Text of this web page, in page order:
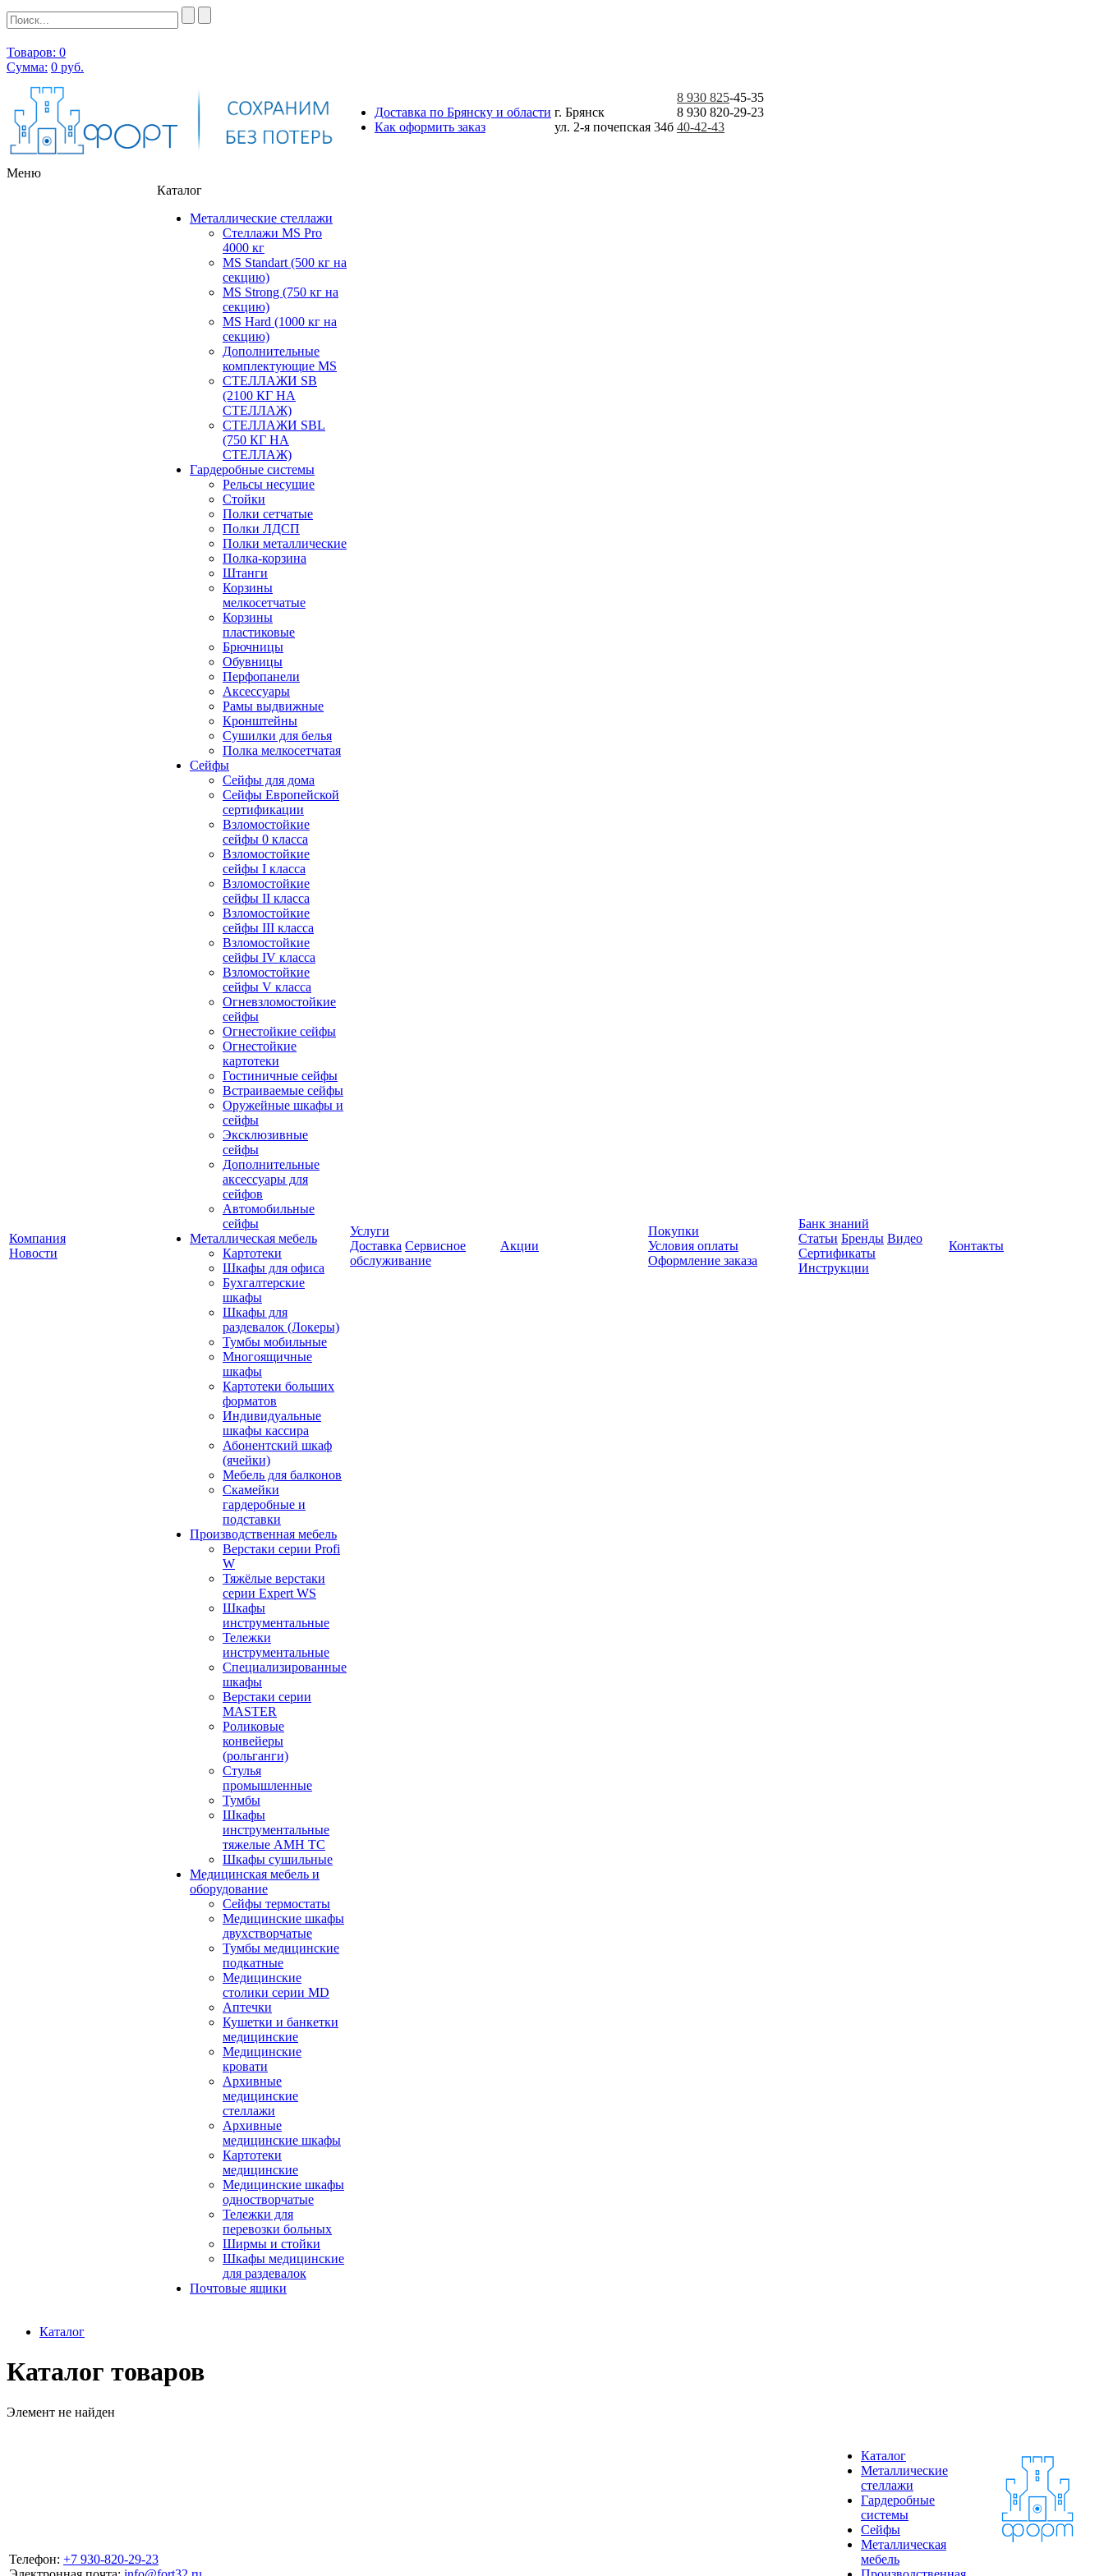
Товаров: 0
Сумма: 0 руб.
Доставка по Брянску и области
Как оформить заказ
г. Брянск
ул. 2-я почепская 34б
8 930 825-45-35
8 930 820-29-23
40-42-43
Меню
Компания
Новости
Каталог
Металлические стеллажи
Стеллажи MS Pro
4000 кг
MS Standart (500 кг на
секцию)
MS Strong (750 кг на
секцию)
MS Hard (1000 кг на
секцию)
Дополнительные
комплектующие MS
СТЕЛЛАЖИ SB
(2100 КГ НА
СТЕЛЛАЖ)
СТЕЛЛАЖИ SBL
(750 КГ НА
СТЕЛЛАЖ)
Гардеробные системы
Рельсы несущие
Стойки
Полки сетчатые
Полки ЛДСП
Полки металлические
Полка-корзина
Штанги
Корзины
мелкосетчатые
Корзины
пластиковые
Брючницы
Обувницы
Перфопанели
Аксессуары
Рамы выдвижные
Кронштейны
Сушилки для белья
Полка мелкосетчатая
Сейфы
Сейфы для дома
Сейфы Европейской
сертификации
Взломостойкие
сейфы 0 класса
Взломостойкие
сейфы I класса
Взломостойкие
сейфы II класса
Взломостойкие
сейфы III класса
Взломостойкие
сейфы IV класса
Взломостойкие
сейфы V класса
Огневзломостойкие
сейфы
Огнестойкие сейфы
Огнестойкие
картотеки
Гостиничные сейфы
Встраиваемые сейфы
Оружейные шкафы и
сейфы
Эксклюзивные
сейфы
Дополнительные
аксессуары для
сейфов
Автомобильные
сейфы
Металлическая мебель
Картотеки
Шкафы для офиса
Бухгалтерские
шкафы
Шкафы для
раздевалок (Локеры)
Тумбы мобильные
Многоящичные
шкафы
Картотеки больших
форматов
Индивидуальные
шкафы кассира
Абонентский шкаф
(ячейки)
Мебель для балконов
Скамейки
гардеробные и
подставки
Производственная мебель
Верстаки серии Profi
W
Тяжёлые верстаки
серии Expert WS
Шкафы
инструментальные
Тележки
инструментальные
Cпециализированные
шкафы
Верстаки серии
MASTER
Роликовые
конвейеры
(рольганги)
Стулья
промышленные
Тумбы
Шкафы
инструментальные
тяжелые АМН ТС
Шкафы сушильные
Медицинская мебель и
оборудование
Сейфы термостаты
Медицинские шкафы
двухстворчатые
Тумбы медицинские
подкатные
Медицинские
столики серии MD
Аптечки
Кушетки и банкетки
медицинские
Медицинские
кровати
Архивные
медицинские
стеллажи
Архивные
медицинские шкафы
Картотеки
медицинские
Медицинские шкафы
одностворчатые
Тележки для
перевозки больных
Ширмы и стойки
Шкафы медицинские
для раздевалок
Почтовые ящики
Услуги
Доставка Сервисное
обслуживание
Акции
Покупки
Условия оплаты
Оформление заказа
Банк знаний
Статьи Бренды Видео
Сертификаты
Инструкции
Контакты
Каталог
Каталог товаров
Элемент не найден
Телефон: +7 930-820-29-23
Каталог
Металлические
стеллажи
Гардеробные
системы
Сейфы
Металлическая
мебель